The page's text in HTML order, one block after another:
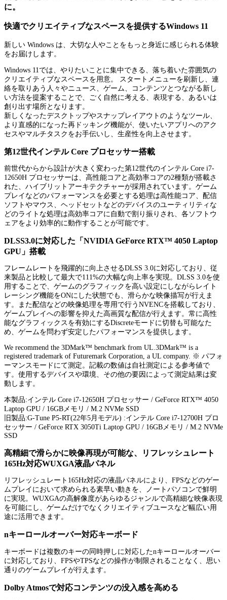
に。
快適でクリエイティブなスペースを提供するWindows 11
新しい Windows は、大切な人やことをもっと身近に感じられる体験
をお届けします。
Windows 11では、やりたいことに集中できる、落ち着いた雰囲気の
クリエイティブなスペースを用意。 スタートメニューを刷新し、連
絡を取りあう人々やニュース、ゲーム、コンテンツとつながる新し
い方法を提案することで、ごく自然に考える、表現する、あるいは
創り出す場所となります。
新しくなったデスクトップやスナップレイアウトのようなツール、
より直感的になった再ドッキング機能が、使いたいアプリへのアク
セスやマルチタスクをお手伝いし、生産性を向上させます。
第12世代インテル Core プロセッサー搭載
前世代からから設計が大きく変わった第12世代のインテル Core i7-
12650H プロセッサーは、高性能コアと高効率コアの2種類が搭載さ
れた、ハイブリットアーキテクチャーが採用されています。ゲーム
プレイなどのパフォーマンスを必要とする処理は高性能コア、配信
ソフトやマウス、ヘッドセットなどのデバイスのユーティリティな
どのライトな処理は高効率コアに自動で割り振りされ、各ソフトウ
ェアをより効率的に動作することが可能です。
DLSS3.0に対応した「NVIDIA GeForce RTX™ 4050 Laptop
GPU」搭載
フレームレートを飛躍的に向上させるDLSS 3.0に対応しており、従
来製品と比較して最大で111%の大幅な向上率を実現。DLSS 3.0を使
用することで、ゲームのグラフィックを高い設定にしながらレイト
レーシング機能をONにした状態でも、滑らかな映像描写が行えま
す。また配信などの映像処理を専用で行うNVENCを搭載しており、
ゲームプレイへの影響を抑えた高画質な配信が行えます。常に高性
能なグラフィックスを有効にするDiscreteモードに切替も可能なた
め、ゲームを問わず安定したパフォーマンスを提供します。
We recommend the 3DMark™ benchmark from UL.3DMark™ is a
registered trademark of Futuremark Corporation, a UL company. ※ パフォ
ーマンスモードにて測定。記載の数値は自社測定による参考値で
す。使用するデバイスや環境、その他の要因によって測定結果は変
動します。
本製品:インテル Core i7-12650H プロセッサー / GeForce RTX™ 4050
Laptop GPU / 16GBメモリ / M.2 NVMe SSD
旧製品:G-Tune P5-RT(22年5月モデル) :インテル Core i7-12700H プロ
セッサー / GeForce RTX 3050Ti Laptop GPU / 16GBメモリ / M.2 NVMe
SSD
高精細で滑らかに映像再現が可能な、リフレッシュレート
165Hz対応WUXGA液晶パネル
リフレッシュレート165Hz対応の液晶パネルにより、FPSなどのゲー
ムプレイにおいて求められる素早い動きを、ノートパソコンで鮮明
に実現。WUXGAの高解像度があらゆるジャンルで高精細な映像表現
を可能にし、ゲームだけでなくクリエイティブユースなど幅広い用
途に活用できます。
nキーロールオーバー対応キーボード
キーボードは複数のキーの同時押しに対応したnキーロールオーバー
に対応しており、FPSやTPSなどの操作が制限されることなく、思い
通りのゲームプレイが行えます。
Dolby Atmosで対応コンテンツの没入感を高める